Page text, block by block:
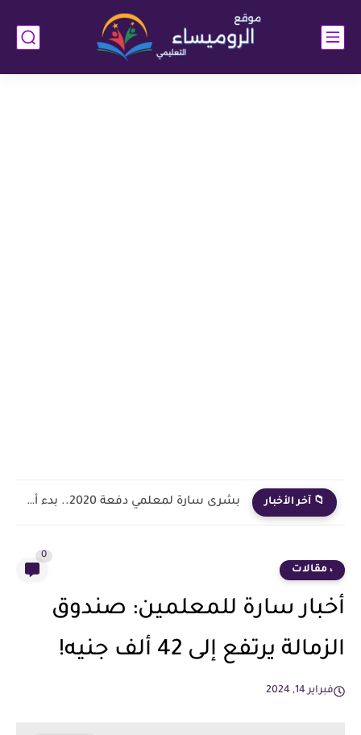
📁 آخر الأخبار بشرى سارة لمعلمي دفعة 2020.. بدء أول خطوة رسمية في...
، مقالات
0
أخبار سارة للمعلمين: صندوق
الزمالة يرتفع إلى 42 ألف جنيه!
فبراير 14, 2024